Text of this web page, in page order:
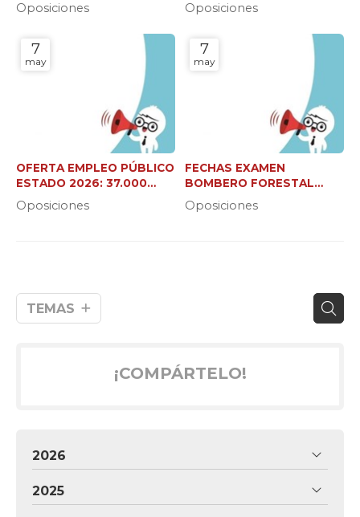
TEMAS
Oposiciones Oposiciones
7
may
OFERTA EMPLEO PÚBLICO
ESTADO 2026: 37.000
NUEVAS PLAZAS
Oposiciones
7
may
FECHAS EXAMEN
BOMBERO FORESTAL
XUNTA (C2 Y JEFE DE
BRIGADA)
Oposiciones
¡COMPÁRTELO!
2026
2025